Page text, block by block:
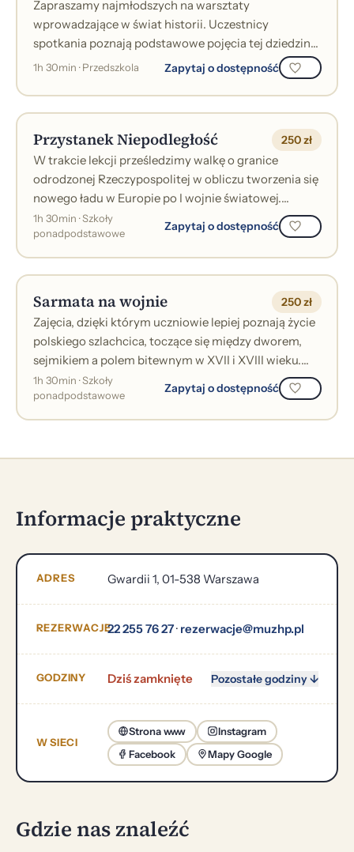
Zapraszamy najmłodszych na warsztaty
wprowadzające w świat historii. Uczestnicy
spotkania poznają podstawowe pojęcia tej dziedziny
nauki, dowiedzą się, skąd czerpiemy wiedzę o prze...
1h 30min · Przedszkola Zapytaj o dostępność
Przystanek Niepodległość 250 zł
W trakcie lekcji prześledzimy walkę o granice
odrodzonej Rzeczypospolitej w obliczu tworzenia się
nowego ładu w Europie po I wojnie światowej.
Zajęcia skupiają się na procesie walk...
1h 30min · Szkoły
ponadpodstawowe
Zapytaj o dostępność
Sarmata na wojnie 250 zł
Zajęcia, dzięki którym uczniowie lepiej poznają życie
polskiego szlachcica, toczące się między dworem,
sejmikiem a polem bitewnym w XVII i XVIII wieku.
Lekcja na temat kultury szla...
1h 30min · Szkoły
ponadpodstawowe
Zapytaj o dostępność
Informacje praktyczne
ADRES Gwardii 1, 01-538 Warszawa
REZERWACJE22 255 76 27· rezerwacje@muzhp.pl
GODZINY Dziś zamknięte Pozostałe godziny ↓
W SIECI
Strona www
Instagram
Facebook
Mapy Google
Gdzie nas znaleźć